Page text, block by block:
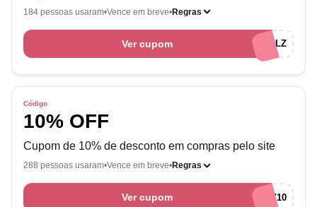
184 pessoas usaram Vence em breve Regras
Ver cupom UNE4RCV1RLZ
Código
10% OFF
Cupom de 10% de desconto em compras pelo site
288 pessoas usaram Vence em breve Regras
Ver cupom PARCEIROLEZ10